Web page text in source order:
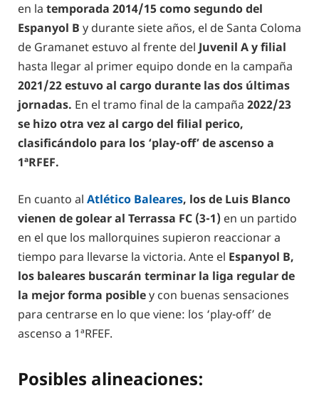
en la temporada 2014/15 como segundo del
Espanyol B y durante siete años, el de Santa Coloma
de Gramanet estuvo al frente del Juvenil A y filial
hasta llegar al primer equipo donde en la campaña
2021/22 estuvo al cargo durante las dos últimas
jornadas. En el tramo final de la campaña 2022/23
se hizo otra vez al cargo del filial perico,
clasificándolo para los ‘play-off’ de ascenso a
1ªRFEF.
En cuanto al Atlético Baleares, los de Luis Blanco
vienen de golear al Terrassa FC (3-1) en un partido
en el que los mallorquines supieron reaccionar a
tiempo para llevarse la victoria. Ante el Espanyol B,
los baleares buscarán terminar la liga regular de
la mejor forma posibley con buenas sensaciones
para centrarse en lo que viene: los ‘play-off’ de
ascenso a 1ªRFEF.
Posibles alineaciones: